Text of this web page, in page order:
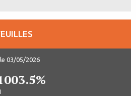
03/05/2026